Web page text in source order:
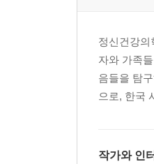
정신건강의
자와 가족
음들을 탐
으로, 한국
작가와 인